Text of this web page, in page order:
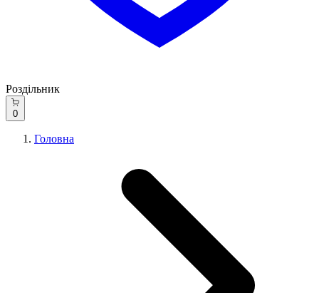
Роздільник
0
Головна